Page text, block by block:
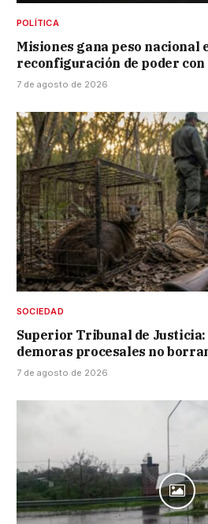
POLÍTICA
Misiones gana peso nacional
reconfiguración de poder
7 de agosto de 2026
SOCIEDAD
Superior Tribunal de Justicia:
demoras procesales no
7 de agosto de 2026